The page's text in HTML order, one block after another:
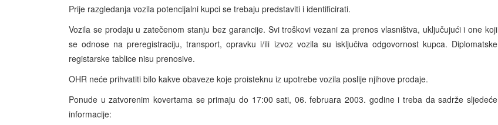
Prije razgledanja vozila potencijalni kupci se trebaju predstaviti i identificirati.
Vozila se prodaju u zatečenom stanju bez garancije. Svi troškovi vezani za prenos vlasništva, uključujući i one koji
se odnose na preregistraciju, transport, opravku i/ili izvoz vozila su isključiva odgovornost kupca. Diplomatske
registarske tablice nisu prenosive.
OHR neće prihvatiti bilo kakve obaveze koje proisteknu iz upotrebe vozila poslije njihove prodaje.
Ponude u zatvorenim kovertama se primaju do 17:00 sati, 06. februara 2003. godine i treba da sadrže sljedeće
informacije: